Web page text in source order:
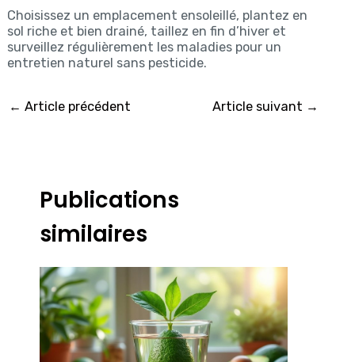
Choisissez un emplacement ensoleillé, plantez en
sol riche et bien drainé, taillez en fin d’hiver et
surveillez régulièrement les maladies pour un
entretien naturel sans pesticide.
← Article précédent Article suivant →
Publications
similaires